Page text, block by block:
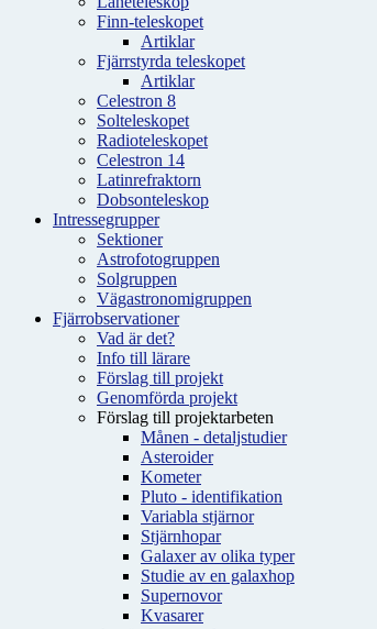
Finn-teleskopet
Artiklar
Fjärrstyrda teleskopet
Artiklar
Celestron 8
Solteleskopet
Radioteleskopet
Celestron 14
Latinrefraktorn
Dobsonteleskop
Intressegrupper
Sektioner
Astrofotogruppen
Solgruppen
Vägastronomigruppen
Fjärrobservationer
Vad är det?
Info till lärare
Förslag till projekt
Genomförda projekt
Förslag till projektarbeten
Månen - detaljstudier
Asteroider
Kometer
Pluto - identifikation
Variabla stjärnor
Stjärnhopar
Galaxer av olika typer
Studie av en galaxhop
Supernovor
Kvasarer